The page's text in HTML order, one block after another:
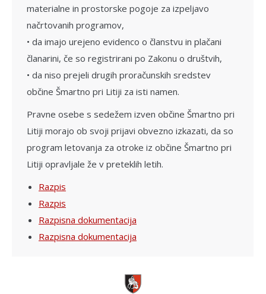
materialne in prostorske pogoje za izpeljavo
načrtovanih programov,
• da imajo urejeno evidenco o članstvu in plačani
članarini, če so registrirani po Zakonu o društvih,
• da niso prejeli drugih proračunskih sredstev
občine Šmartno pri Litiji za isti namen.
Pravne osebe s sedežem izven občine Šmartno pri
Litiji morajo ob svoji prijavi obvezno izkazati, da so
program letovanja za otroke iz občine Šmartno pri
Litiji opravljale že v preteklih letih.
Razpis
Razpis
Razpisna dokumentacija
Razpisna dokumentacija